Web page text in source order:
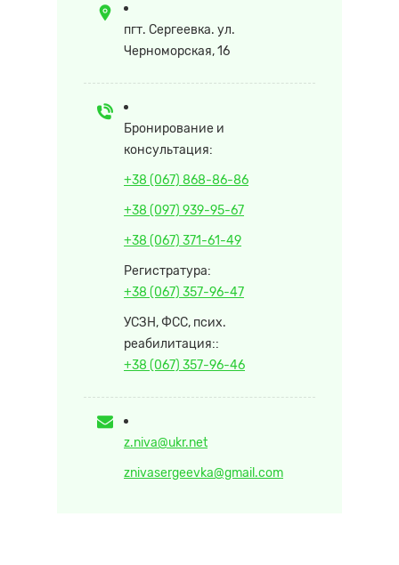
пгт. Сергеевка. ул.
Черноморская, 16
Бронирование и
консультация:
+38 (067) 868-86-86
+38 (097) 939-95-67
+38 (067) 371-61-49
Регистратура:
+38 (067) 357-96-47
УСЗН, ФСС, псих.
реабилитация::
+38 (067) 357-96-46
z.niva@ukr.net
znivasergeevka@gmail.com